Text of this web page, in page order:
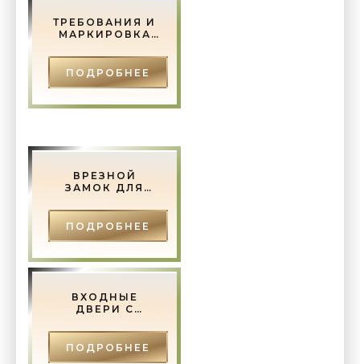
ТРЕБОВАНИЯ И
МАРКИРОВКА
МЕТАЛЛИЧЕСКИХ
ДВЕРЕЙ -
СТРОИТЕЛЬСТВО
ПОДРОБНЕЕ
ВРЕЗНОЙ
ЗАМОК ДЛЯ
ДВЕРИ -
СТРОИТЕЛЬСТВО
И РЕМОНТ.
ПОДРОБНЕЕ
ВХОДНЫЕ
ДВЕРИ С
ОСОБЕННОСТИ
И ПРИМЕРЫ -
СТРОИТЕЛЬСТВО
ПОДРОБНЕЕ